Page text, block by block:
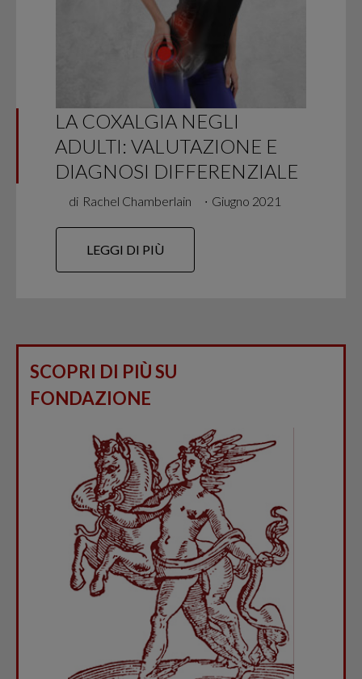
LA COXALGIA NEGLI
ADULTI: VALUTAZIONE E
DIAGNOSI DIFFERENZIALE
di Rachel Chamberlain ∙ Giugno 2021
LEGGI DI PIÙ
SCOPRI DI PIÙ SU
FONDAZIONE